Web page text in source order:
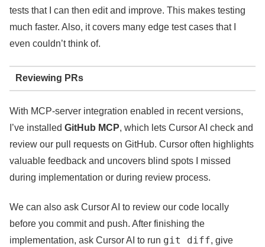
tests that I can then edit and improve. This makes testing
much faster. Also, it covers many edge test cases that I
even couldn’t think of.
Reviewing PRs
With MCP-server integration enabled in recent versions,
I’ve installed GitHub MCP, which lets Cursor AI check and
review our pull requests on GitHub. Cursor often highlights
valuable feedback and uncovers blind spots I missed
during implementation or during review process.
We can also ask Cursor AI to review our code locally
before you commit and push. After finishing the
implementation, ask Cursor AI to run git diff, give